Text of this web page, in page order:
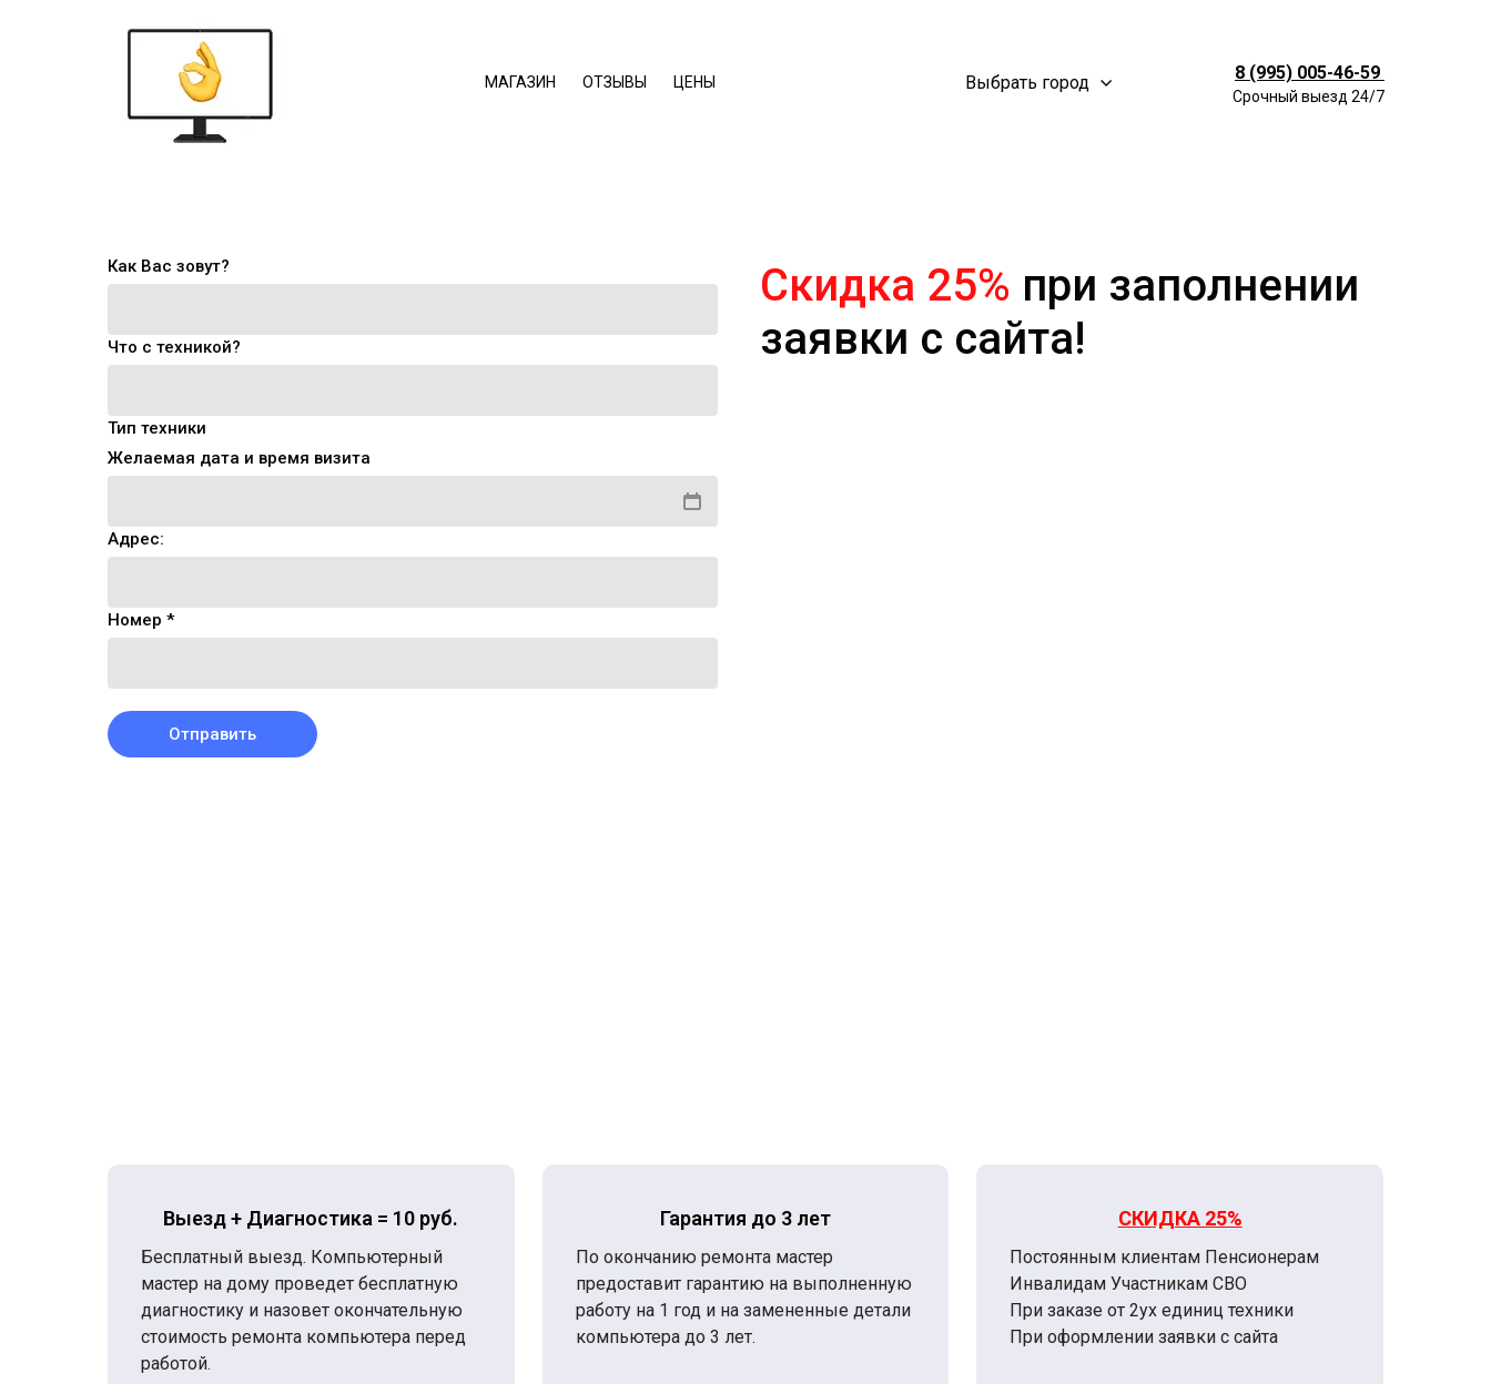
МАГАЗИН ОТЗЫВЫ ЦЕНЫ Выбрать город 8 (995) 005-46-59
Срочный выезд 24/7
Как Вас зовут?
Что с техникой?
Тип техники
Желаемая дата и время визита
Адрес:
Номер *
Отправить
Скидка 25% при заполнении
заявки с сайта!
Выезд + Диагностика = 10 руб.
Бесплатный выезд. Компьютерный
мастер на дому проведет бесплатную
диагностику и назовет окончательную
стоимость ремонта компьютера перед
работой.
Гарантия до 3 лет
По окончанию ремонта мастер
предоставит гарантию на выполненную
работу на 1 год и на замененные детали
компьютера до 3 лет.
СКИДКА 25%
Постоянным клиентам Пенсионерам
Инвалидам Участникам СВО
При заказе от 2ух единиц техники
При оформлении заявки с сайта